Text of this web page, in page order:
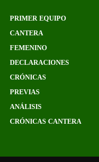
PRIMER EQUIPO
CANTERA
FEMENINO
DECLARACIONES
CRÓNICAS
PREVIAS
ANÁLISIS
CRÓNICAS CANTERA